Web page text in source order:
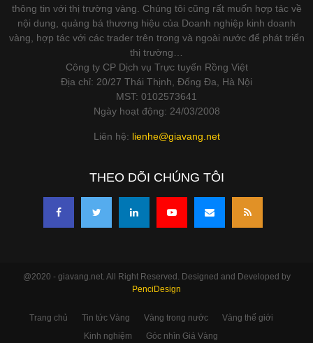
thông tin với thị trường vàng. Chúng tôi cũng rất muốn hợp tác về
nội dung, quảng bá thương hiệu của Doanh nghiệp kinh doanh
vàng, hợp tác với các trader trên trong và ngoài nước để phát triển
thị trường…
Công ty CP Dịch vụ Trực tuyến Rồng Việt
Địa chỉ: 20/27 Thái Thịnh, Đống Đa, Hà Nội
MST: 0102573641
Ngày hoạt động: 24/03/2008
Liên hệ: lienhe@giavang.net
THEO DÕI CHÚNG TÔI
@2020 - giavang.net. All Right Reserved. Designed and Developed by
PenciDesign
Trang chủ Tin tức Vàng Vàng trong nước
Vàng thế giới
Kinh nghiệm
Góc nhìn Giá Vàng